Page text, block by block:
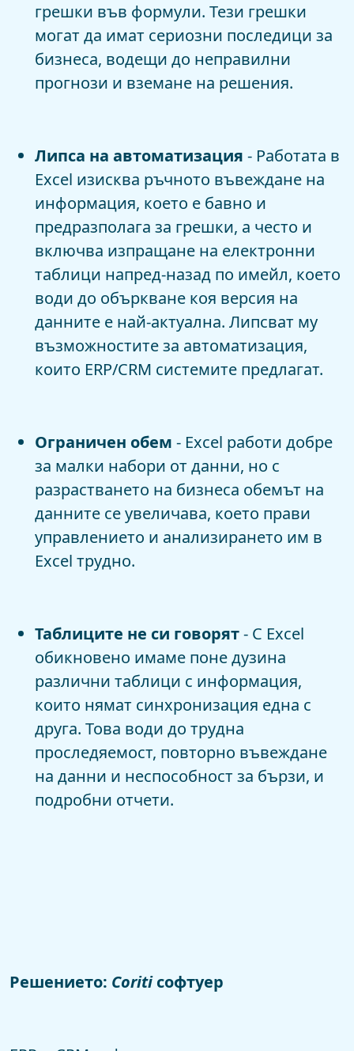
грешки във формули. Тези грешки
могат да имат сериозни последици за
бизнеса, водещи до неправилни
прогнози и вземане на решения.
Липса на автоматизация - Работата в
Excel изисква ръчното въвеждане на
информация, което е бавно и
предразполага за грешки, а често и
включва изпращане на електронни
таблици напред-назад по имейл, което
води до объркване коя версия на
данните е най-актуална. Липсват му
възможностите за автоматизация,
които ERP/CRM системите предлагат.
Ограничен обем - Excel работи добре
за малки набори от данни, но с
разрастването на бизнеса обемът на
данните се увеличава, което прави
управлението и анализирането им в
Excel трудно.
Таблиците не си говорят- С Excel
обикновено имаме поне дузина
различни таблици с информация,
които нямат синхронизация една с
друга. Това води до трудна
проследяемост, повторно въвеждане
на данни и неспособност за бързи, и
подробни отчети.
Решението: Coritiсофтуер